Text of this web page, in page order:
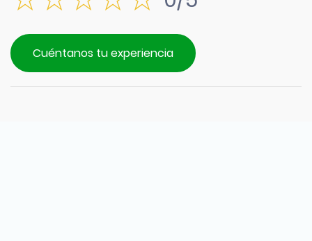
Cuéntanos tu experiencia